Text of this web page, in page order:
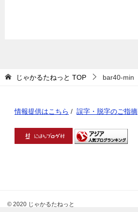
じゃかるたねっと TOP bar40-min
情報提供はこちら / 誤字・脱字のご指摘
© 2020 じゃかるたねっと